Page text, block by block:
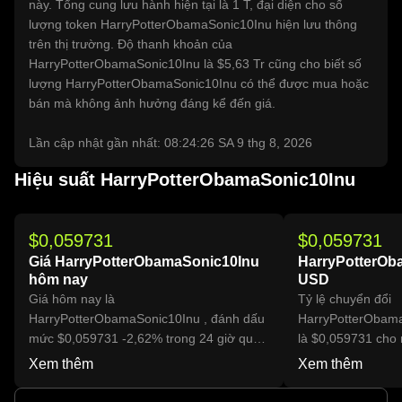
này. Tổng cung lưu hành hiện tại là 1 T, đại diện cho số
lượng token HarryPotterObamaSonic10Inu hiện lưu thông
trên thị trường. Độ thanh khoản của
HarryPotterObamaSonic10Inu là $5,63 Tr cũng cho biết số
lượng HarryPotterObamaSonic10Inu có thể được mua hoặc
bán mà không ảnh hưởng đáng kể đến giá.
Lần cập nhật gần nhất: 08:24:26 SA 9 thg 8, 2026
Hiệu suất HarryPotterObamaSonic10Inu
$0,059731
Giá HarryPotterObamaSonic10Inu
hôm nay
Giá hôm nay là
HarryPotterObamaSonic10Inu , đánh dấu
mức $0,059731 -2,62% trong 24 giờ qua.
Trên OKX, khối lượng giao dịch
Xem thêm
$0,059731
USD
Tỷ lệ chuyển đổi
là $0,059731 cho
Xem thêm